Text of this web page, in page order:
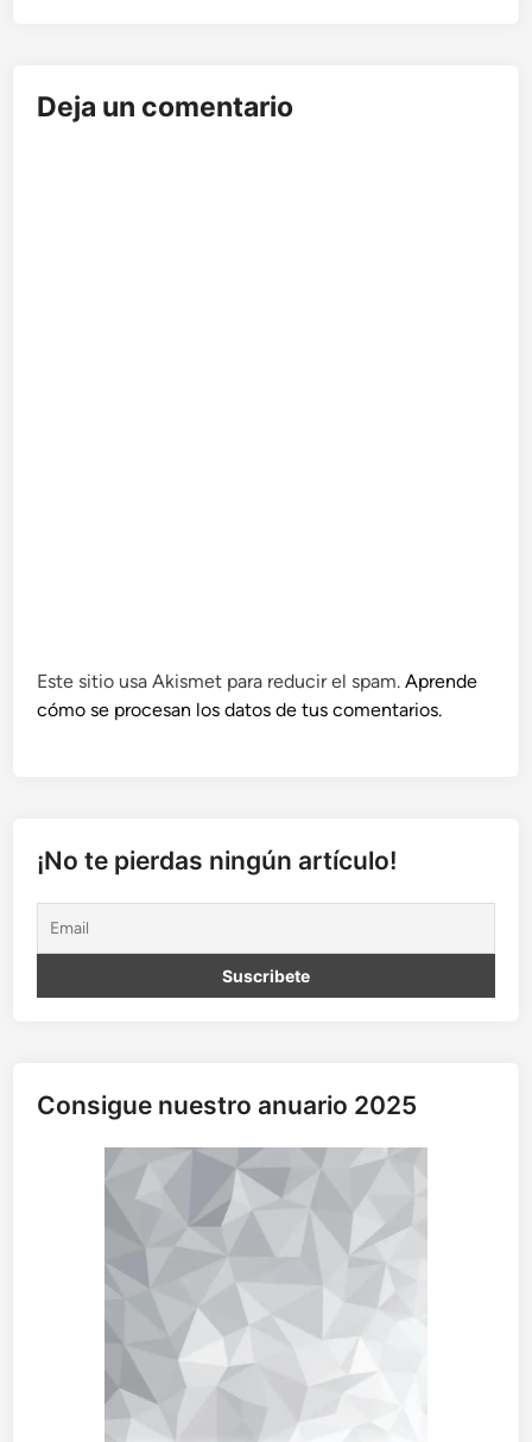
Deja un comentario
Este sitio usa Akismet para reducir el spam.Aprende
cómo se procesan los datos de tus comentarios.
¡No te pierdas ningún artículo!
Consigue nuestro anuario 2025